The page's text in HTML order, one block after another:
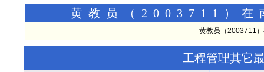
黄教员（2003711）在
黄教员（2003711
工程管理其它